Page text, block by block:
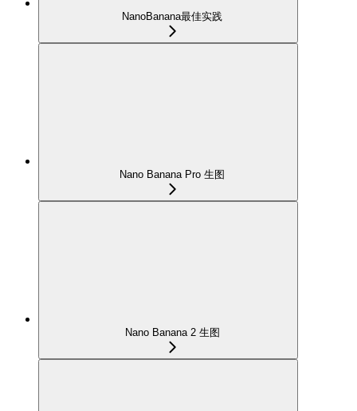
NanoBanana最佳实践
Nano Banana Pro 生图
Nano Banana 2 生图